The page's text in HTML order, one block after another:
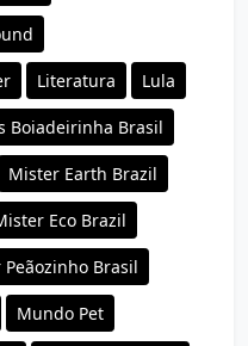
Literatura Lula
Boiadeirinha Brasil
Mister Earth Brazil
Eco Brazil
Brasil
Mundo Pet